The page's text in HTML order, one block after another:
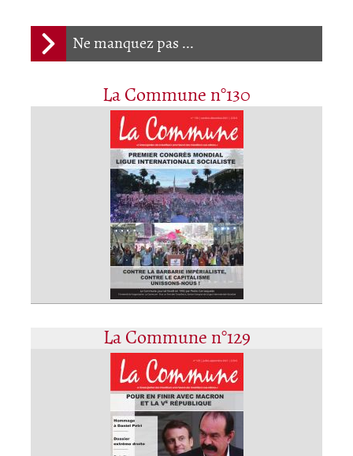
Ne manquez pas ...
La Commune n°130
La Commune n°129